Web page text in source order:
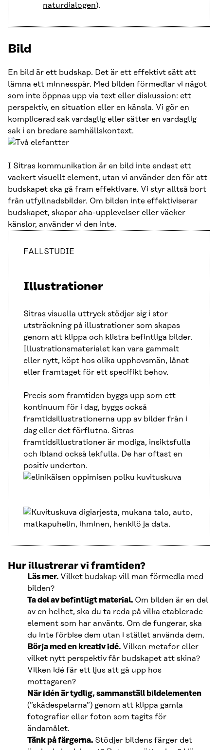
naturdialogen).
Bild
En bild är ett budskap. Det är ett effektivt sätt att
lämna ett minnesspår. Med bilden förmedlar vi något
som inte öppnas upp via text eller diskussion: ett
perspektiv, en situation eller en känsla. Vi gör en
komplicerad sak vardaglig eller sätter en vardaglig
sak i en bredare samhällskontext.
I Sitras kommunikation är en bild inte endast ett
vackert visuellt element, utan vi använder den för att
budskapet ska gå fram effektivare. Vi styr alltså bort
från utfyllnadsbilder. Om bilden inte effektiviserar
budskapet, skapar aha-upplevelser eller väcker
känslor, använder vi den inte.
FALLSTUDIE
Illustrationer
Sitras visuella uttryck stödjer sig i stor
utsträckning på illustrationer som skapas
genom att klippa och klistra befintliga bilder.
Illustrationsmaterialet kan vara gammalt
eller nytt, köpt hos olika upphovsmän, lånat
eller framtaget för ett specifikt behov.
Precis som framtiden byggs upp som ett
kontinuum för i dag, byggs också
framtidsillustrationerna upp av bilder från i
dag eller det förflutna. Sitras
framtidsillustrationer är modiga, insiktsfulla
och ibland också lekfulla. De har oftast en
positiv underton.
Hur illustrerar vi framtiden?
Läs mer. Vilket budskap vill man förmedla med
bilden?
Ta del av befintligt material. Om bilden är en del
av en helhet, ska du ta reda på vilka etablerade
element som har använts. Om de fungerar, ska
du inte förbise dem utan i stället använda dem.
Börja med en kreativ idé. Vilken metafor eller
vilket nytt perspektiv får budskapet att skina?
Vilken idé får ett ljus att gå upp hos
mottagaren?
När idén är tydlig, sammanställ bildelementen
(”skådespelarna”) genom att klippa gamla
fotografier eller foton som tagits för
ändamålet.
Tänk på färgerna. Stödjer bildens färger det